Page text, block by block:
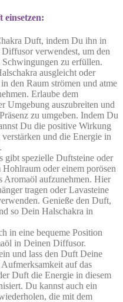
Duft, indem Du ihn in
verwendest, um den
Schwingungen zu erfüllen.
ausgleicht oder
den Raum strömen und atme
Erlaube dem
Umgebung auszubreiten und
zu umgeben. Indem Du
Du die positive Wirkung
und die Energie in
gibt spezielle Duftsteine oder
oder einem porösen
Aromaöl aufzunehmen. Hier
tragen oder Lavasteine
Genieße den Duft,
so Dein Halschakra in
in eine bequeme Position
in Deinen Diffusor.
und lass den Duft Deine
auf das
Duft die Energie in diesem
Du kannst auch ein
die mit dem